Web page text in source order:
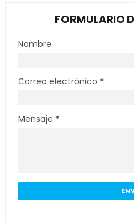
FORMULARIO
Nombre
Correo electrónico *
Mensaje *